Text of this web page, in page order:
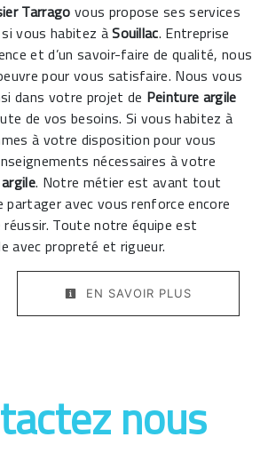
Tarrago vous propose ses services
vous habitez àSouillac. Entreprise
et d’un savoir-faire de qualité, nous
pour vous satisfaire. Nous vous
dans votre projet de Peinture argile
de vos besoins. Si vous habitez à
à votre disposition pour vous
nécessaires à votre
. Notre métier est avant tout
avec vous renforce encore
Toute notre équipe est
avec propreté et rigueur.
EN SAVOIR PLUS
nous